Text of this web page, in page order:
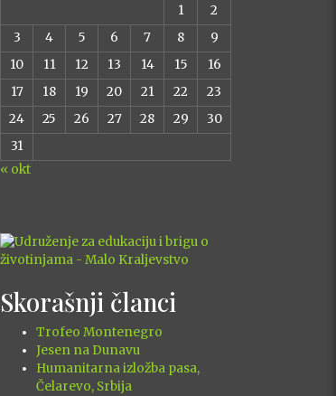
1
2
3
4 5 6 7 8
9
10
11 12 13 14 15
16
17
18 19 20 21 22
23
24
25 26 27 28 29
30
31
« okt
Skorašnji članci
Trofeo Montenegro
Jesen na Dunavu
Humanitarna izložba pasa,
Čelarevo, Srbija